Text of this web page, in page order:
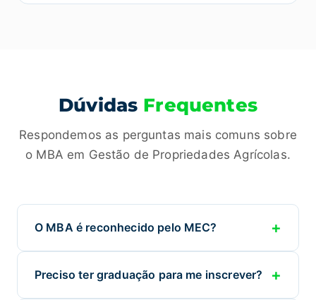
Dúvidas Frequentes
Respondemos as perguntas mais comuns sobre
o MBA em Gestão de Propriedades Agrícolas.
O MBA é reconhecido pelo MEC? +
certificado como pós-graduação e reconhecido
Preciso ter graduação para me inscrever? +